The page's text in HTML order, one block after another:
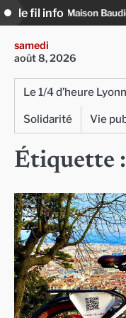
Skip
to
content
le fil info
(Maison Baudière) :
samedi
août 8, 2026
Le 1/4 d’heure
Solidarité
Vie
Étiquette :